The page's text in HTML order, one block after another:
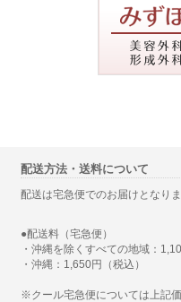
配送方法・送料について
配送は宅急便でのお届けとなりま
●配送料（宅急便）
・沖縄を除くすべての地域：
・沖縄：1,650円（税込）
※クール宅急便については上記